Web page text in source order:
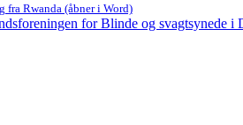
fra Rwanda (åbner i Word)